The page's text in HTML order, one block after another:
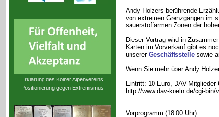
Erklärung des Kölner Alpenvereins
Positionierung gegen Extremismus
Andy Holzers berührende
von extremen Grenzgängen im
sauerstoffarmen Zonen der
Dieser Vortrag wird in
Karten im Vorverkauf gibt es
unserer Geschäftsstellesowie
Wenn Sie mehr über Andy
Eintritt: 10 Euro, DAV-
http://www.dav-koeln.de/cgi-bin/
Vorprogramm (18:00 Uhr):